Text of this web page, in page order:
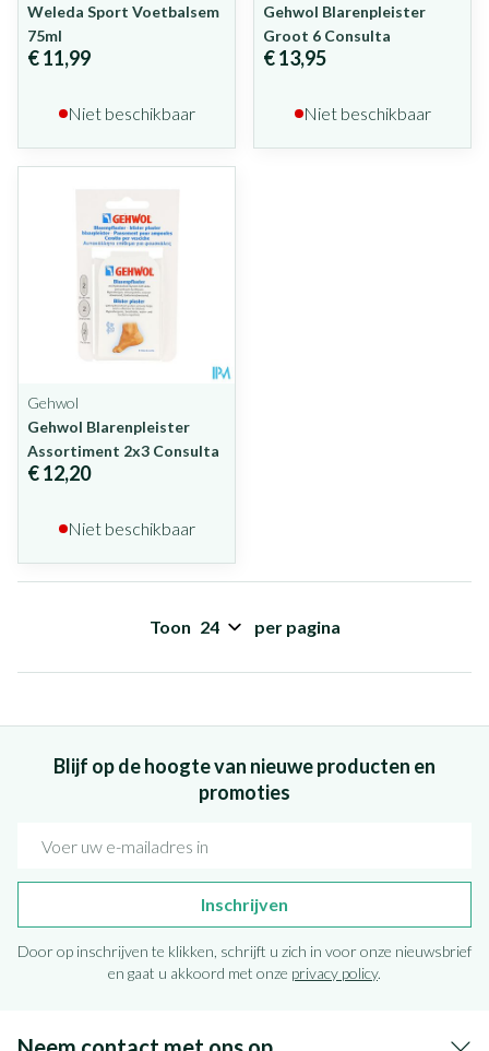
Weleda Sport Voetbalsem
75ml
€ 11,99
Niet beschikbaar
Gehwol Blarenpleister
Groot 6 Consulta
€ 13,95
Niet beschikbaar
Gehwol
Gehwol Blarenpleister
Assortiment 2x3 Consulta
€ 12,20
Niet beschikbaar
Toon per pagina
Blijf op de hoogte van nieuwe producten en
promoties
Inschrijven
Door op inschrijven te klikken, schrijft u zich in voor onze nieuwsbrief
en gaat u akkoord met onze privacy policy.